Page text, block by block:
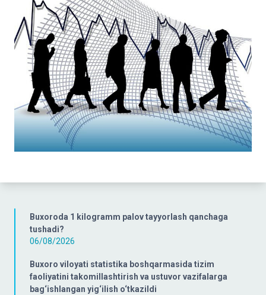
Buxoroda 1 kilogramm palov tayyorlash qanchaga
tushadi?
06/08/2026
Buxoro viloyati statistika boshqarmasida tizim
faoliyatini takomillashtirish va ustuvor vazifalarga
bag‘ishlangan yig‘ilish o‘tkazildi